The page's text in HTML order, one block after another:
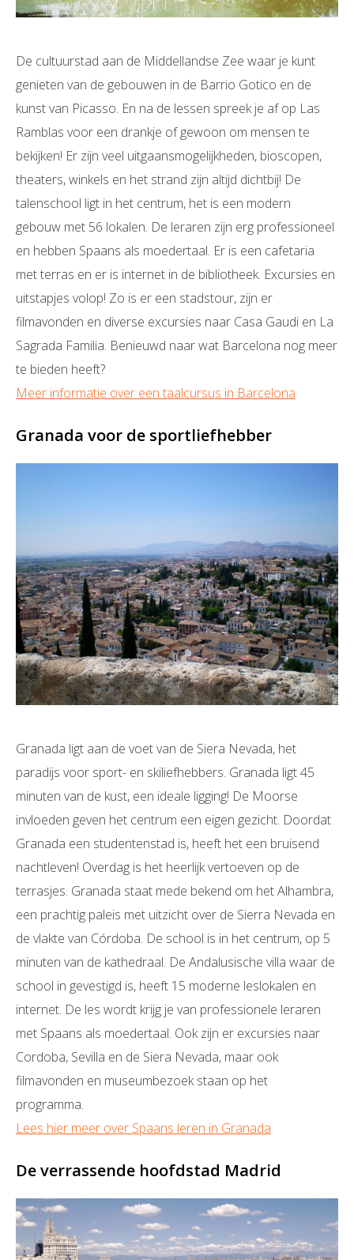
De cultuurstad aan de Middellandse Zee waar je kunt
genieten van de gebouwen in de Barrio Gotico en de
kunst van Picasso. En na de lessen spreek je af op Las
Ramblas voor een drankje of gewoon om mensen te
bekijken! Er zijn veel uitgaansmogelijkheden, bioscopen,
theaters, winkels en het strand zijn altijd dichtbij! De
talenschool ligt in het centrum, het is een modern
gebouw met 56 lokalen. De leraren zijn erg professioneel
en hebben Spaans als moedertaal. Er is een cafetaria
met terras en er is internet in de bibliotheek. Excursies en
uitstapjes volop! Zo is er een stadstour, zijn er
filmavonden en diverse excursies naar Casa Gaudi en La
Sagrada Familia. Benieuwd naar wat Barcelona nog meer
te bieden heeft?
Meer informatie over een taalcursus in Barcelona
Granada voor de sportliefhebber
Granada ligt aan de voet van de Siera Nevada, het
paradijs voor sport- en skiliefhebbers. Granada ligt 45
minuten van de kust, een ideale ligging! De Moorse
invloeden geven het centrum een eigen gezicht. Doordat
Granada een studentenstad is, heeft het een bruisend
nachtleven! Overdag is het heerlijk vertoeven op de
terrasjes. Granada staat mede bekend om het Alhambra,
een prachtig paleis met uitzicht over de Sierra Nevada en
de vlakte van Córdoba. De school is in het centrum, op 5
minuten van de kathedraal. De Andalusische villa waar de
school in gevestigd is, heeft 15 moderne leslokalen en
internet. De les wordt krijg je van professionele leraren
met Spaans als moedertaal. Ook zijn er excursies naar
Cordoba, Sevilla en de Siera Nevada, maar ook
filmavonden en museumbezoek staan op het
programma.
Lees hier meer over Spaans leren in Granada
De verrassende hoofdstad Madrid